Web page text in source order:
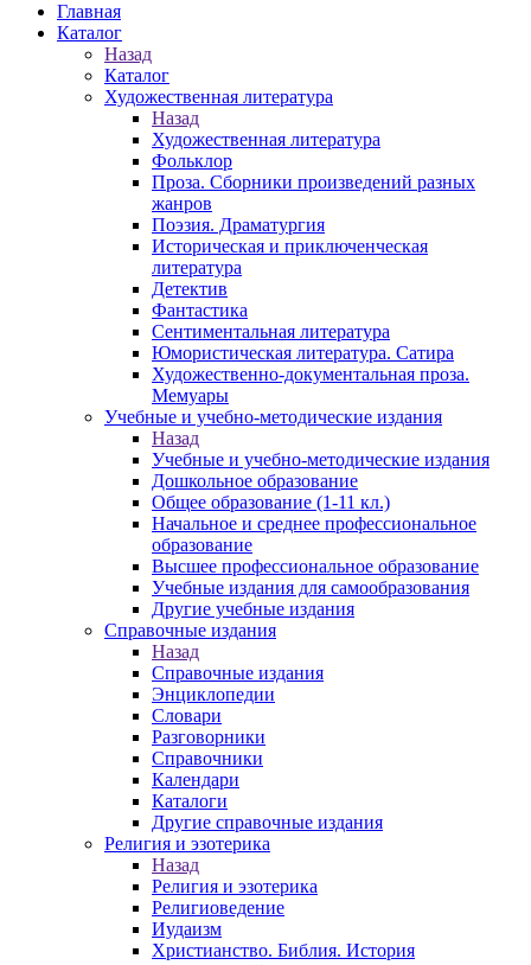
Главная
Каталог
Назад
Каталог
Художественная литература
Назад
Художественная литература
Фольклор
Проза. Сборники произведений разных
жанров
Поэзия. Драматургия
Историческая и приключенческая
литература
Детектив
Фантастика
Сентиментальная литература
Юмористическая литература. Сатира
Художественно-документальная проза.
Мемуары
Учебные и учебно-методические издания
Назад
Учебные и учебно-методические издания
Дошкольное образование
Общее образование (1-11 кл.)
Начальное и среднее профессиональное
образование
Высшее профессиональное образование
Учебные издания для самообразования
Другие учебные издания
Справочные издания
Назад
Справочные издания
Энциклопедии
Словари
Разговорники
Справочники
Календари
Каталоги
Другие справочные издания
Религия и эзотерика
Назад
Религия и эзотерика
Религиоведение
Иудаизм
Христианство. Библия. История